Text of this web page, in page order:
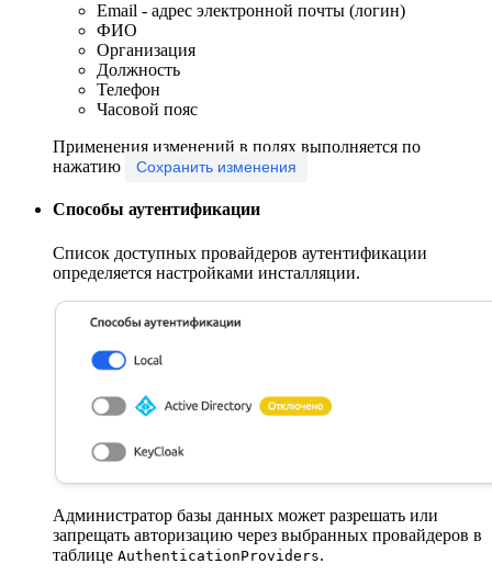
Email - адрес электронной почты (логин)
ФИО
Организация
Должность
Телефон
Часовой пояс
Применения изменений в полях выполняется по
нажатию
Сохранить изменения
Способы аутентификации
Список доступных провайдеров аутентификации
определяется настройками инсталляции.
Администратор базы данных может разрешать или
запрещать авторизацию через выбранных провайдеров в
таблице AuthenticationProviders.